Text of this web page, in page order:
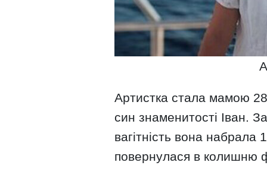
Артистка стала мамою
син знаменитості Іван.
вагітність вона набрала
повернулася в колишню